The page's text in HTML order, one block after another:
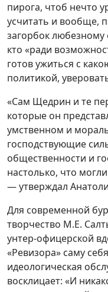
пирога, чтоб нечто
усчитать и вообще,
загорбок любезному
кто «ради
готов ужиться с
политикой,
«Сам Щедрин и те
которые он
умственном и
господствующие
общественности и
настолько, что
— утверждал
Для современной
творчество М.Е.
унтер-офицерской
«Ревизора» саму
идеологическая
восклицает: «И